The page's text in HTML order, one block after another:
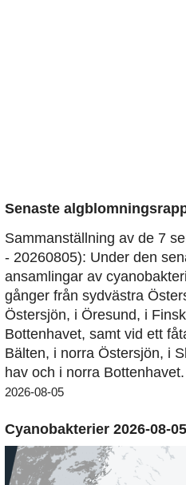
Senaste
Sammanställning av de 7
- 20260805): Under den
ansamlingar av
gånger från sydvästra
Östersjön, i Öresund, i
Bottenhavet, samt vid ett
Bälten, i norra Östersjön, i
hav och i norra
2026-08-05
Cyanobakterier 2026-08-05